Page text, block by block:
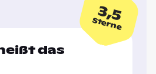
3,5
Sterne
das